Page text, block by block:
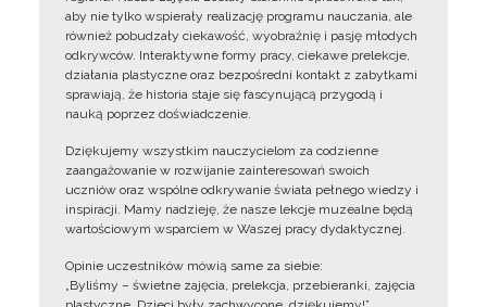
aby nie tylko wspierały realizację programu nauczania, ale
również pobudzały ciekawość, wyobraźnię i pasję młodych
odkrywców. Interaktywne formy pracy, ciekawe prelekcje,
działania plastyczne oraz bezpośredni kontakt z zabytkami
sprawiają, że historia staje się fascynującą przygodą i
nauką poprzez doświadczenie.
Dziękujemy wszystkim nauczycielom za codzienne
zaangażowanie w rozwijanie zainteresowań swoich
uczniów oraz wspólne odkrywanie świata pełnego wiedzy i
inspiracji. Mamy nadzieję, że nasze lekcje muzealne będą
wartościowym wsparciem w Waszej pracy dydaktycznej.
Opinie uczestników mówią same za siebie:
„Byliśmy – świetne zajęcia, prelekcja, przebieranki, zajęcia